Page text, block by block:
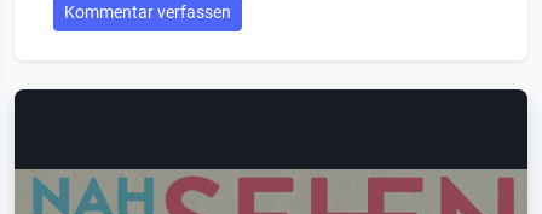
Kommentar verfassen